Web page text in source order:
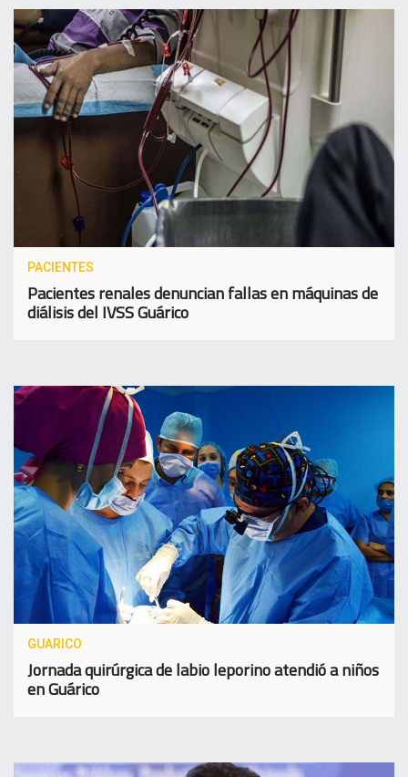
PACIENTES
Pacientes renales denuncian fallas en máquinas de
diálisis del IVSS Guárico
GUARICO
Jornada quirúrgica de labio leporino atendió a niños
en Guárico